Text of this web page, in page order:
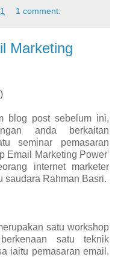
1 comment:
Marketing
blog post sebelum ini,
anda berkaitan
seminar pemasaran
Email Marketing Power'
internet marketer
saudara Rahman Basri.
satu workshop
satu teknik
iaitu pemasaran email.